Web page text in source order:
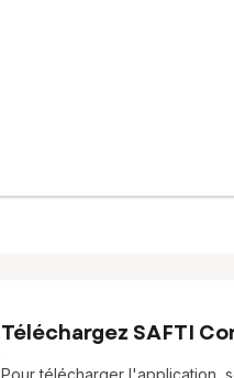
Téléchargez SAFTI
Pour télécharger l'application,